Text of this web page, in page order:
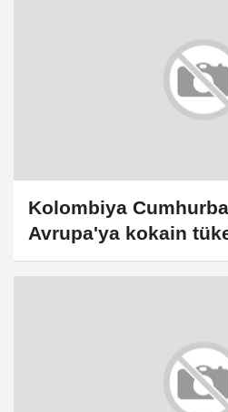
Kolombiya
Avrupa'ya kokain